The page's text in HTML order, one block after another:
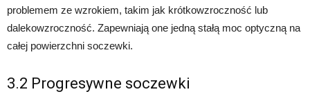
problemem ze wzrokiem, takim jak krótkowzroczność lub
dalekowzroczność. Zapewniają one jedną stałą moc optyczną na
całej powierzchni soczewki.
3.2 Progresywne soczewki